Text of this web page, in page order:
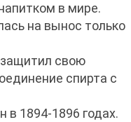
в мире.
на вынос только
свою
спирта с
в 1894-1896 годах.